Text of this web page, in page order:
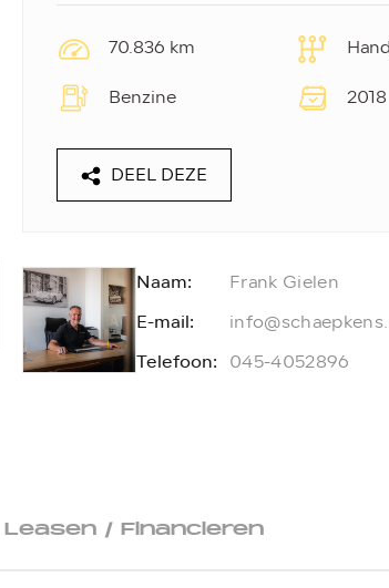
70.836 km
Benzine
2018
DEEL DEZE
Naam: Frank Gielen
E-mail:
Telefoon: 045-4052896
Leasen / Financieren